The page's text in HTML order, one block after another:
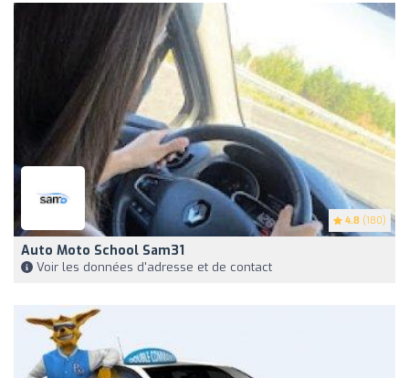
4.8 (180)
Auto Moto School Sam31
Voir les données d'adresse et de contact